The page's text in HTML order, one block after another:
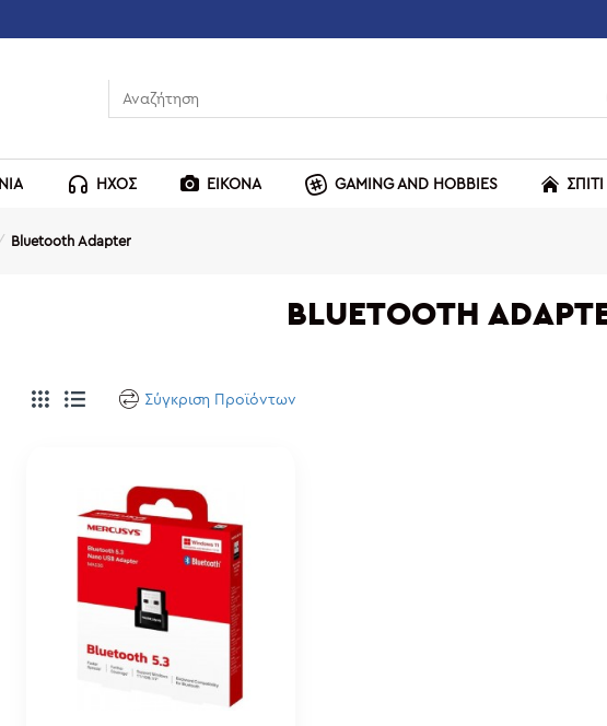
ΗΧΟΣ ΕΙΚΟΝΑ GAMING AND HOBBIES
Bluetooth Adapter
BLUETOOTH
Σύγκριση Προϊόντων